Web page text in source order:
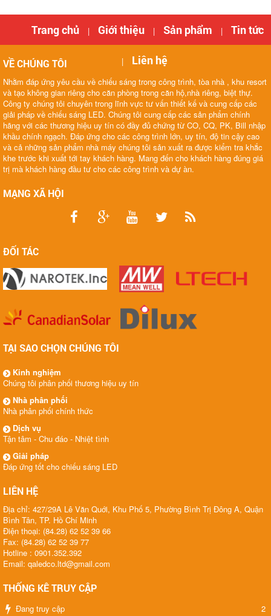
Trang chủ | Giới thiệu | Sản phẩm | Tin tức
| Liên hệ
VỀ CHÚNG TÔI
Nhằm đáp ứng yêu cầu về chiếu sáng trong công trình, tòa nhà , khu resort
và tạo không gian riêng cho căn phòng trong căn hộ,nhà riêng, biệt thự.
Công ty chúng tôi chuyên trong lĩnh vực tư vấn thiết kế và cung cấp các
giải pháp về chiếu sáng LED. Chúng tôi cung cấp các sản phẩm chính
hãng với các thương hiệu uy tín có đầy đủ chứng từ CO, CQ, PK, Bill nhập
khầu chính ngạch. Đáp ứng cho các công trình lớn, uy tín, độ tin cậy cao
và cả những sản phẩm nhà máy chúng tôi sản xuất ra được kiểm tra khắc
khe trước khi xuất tới tay khách hàng. Mang đến cho khách hàng đúng giá
trị mà khách hàng đầu tư cho các công trình và dự àn.
MẠNG XÃ HỘI
ĐỐI TÁC
TẠI SAO CHỌN CHÚNG TÔI
Kinh nghiệm
Chúng tôi phân phối thương hiệu uy tín
Nhà phân phối
Nhà phân phối chính thức
Dịch vụ
Tận tâm - Chu đáo - Nhiệt tình
Giải pháp
Đáp ứng tốt cho chiếu sáng LED
LIÊN HỆ
Địa chỉ: 427/29A Lê Văn Quới, Khu Phố 5, Phường Bình Trị Đông A, Quận
Bình Tân, TP. Hồ Chí Minh
Điện thoại: (84.28) 62 52 39 66
Fax: (84.28) 62 52 39 77
Hotline : 0901.352.392
Email: qaledco.ltd@gmail.com
THỐNG KÊ TRUY CẬP
Đang truy cập 2